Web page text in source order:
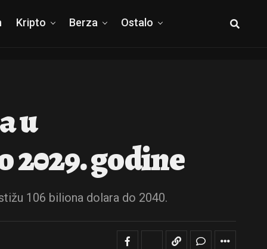
Kripto Berza Ostalo
u
godine
106 biliona dolara do 2040.